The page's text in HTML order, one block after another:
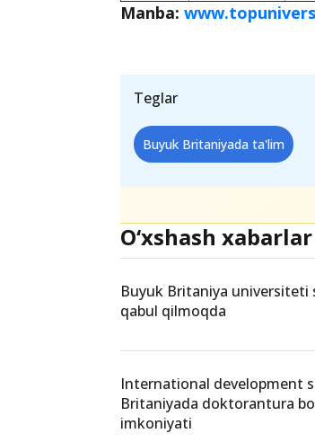
Manba:
Teglar
Buyuk Britaniyada ta'lim
O‘xshash xabarlar
Buyuk Britaniya
qabul qilmoqda
International development
Britaniyada doktorantura
imkoniyati